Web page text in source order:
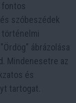
fontos
szóbeszédek
ábrázolása
Mindenesetre az
és
tartogat.